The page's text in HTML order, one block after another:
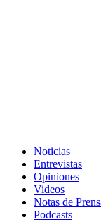
Noticias
Entrevistas
Opiniones
Videos
Notas de
Podcasts